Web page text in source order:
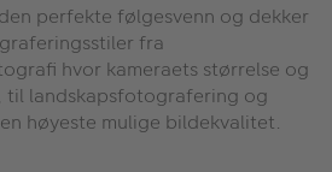
den perfekte følgesvenn og dekker
fra
hvor kameraets størrelse og
til landskapsfotografering og
høyeste mulige bildekvalitet.